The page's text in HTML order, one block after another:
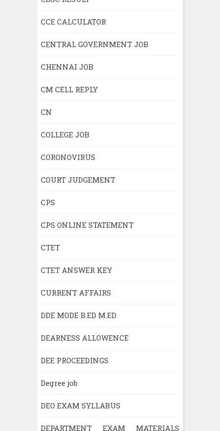
CCE CALCULATOR
CENTRAL GOVERNMENT JOB
CHENNAI JOB
CM CELL REPLY
CN
COLLEGE JOB
CORONOVIRUS
COURT JUDGEMENT
CPS
CPS ONLINE STATEMENT
CTET
CTET ANSWER KEY
CURRENT AFFAIRS
DDE MODE B.ED M.ED
DEARNESS ALLOWENCE
DEE PROCEEDINGS
Degree job
DEO EXAM SYLLABUS
DEPARTMENT EXAM MATERIALS